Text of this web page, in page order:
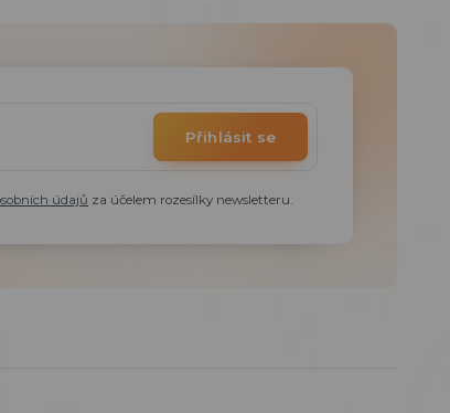
Přihlásit se
údajů za účelem rozesílky newsletteru.